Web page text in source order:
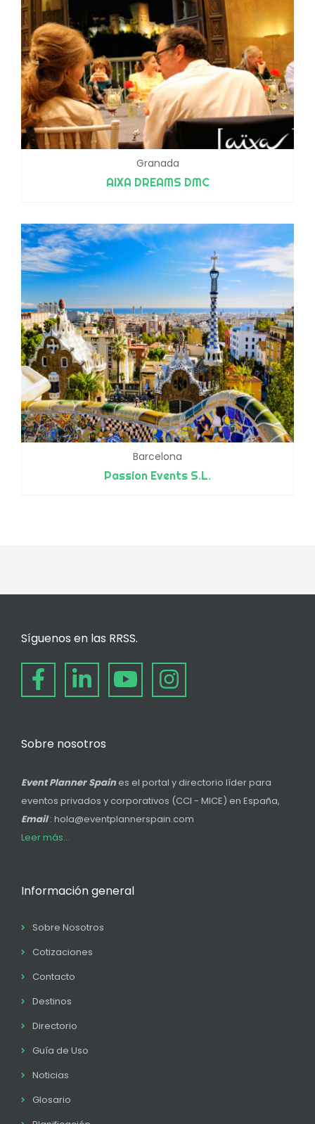
Granada
AIXA DREAMS DMC
Barcelona
Passion Events S.L.
Síguenos en las RRSS.
Sobre nosotros
Event Planner Spain es el portal y directorio líder para
eventos privados y corporativos (CCI - MICE) en España,
Email: hola@eventplannerspain.com
Leer más...
Información general
Sobre Nosotros
Cotizaciones
Contacto
Destinos
Directorio
Guía de Uso
Noticias
Glosario